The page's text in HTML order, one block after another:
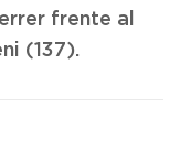
frente al
(137).